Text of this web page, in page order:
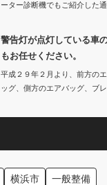
ーター診断機でもご紹介した通
警告灯が点灯している車
もお任せください。
平成２９年２月より、前方の
ッグ、側方のエアバッグ、ブ
横浜市 一般整備